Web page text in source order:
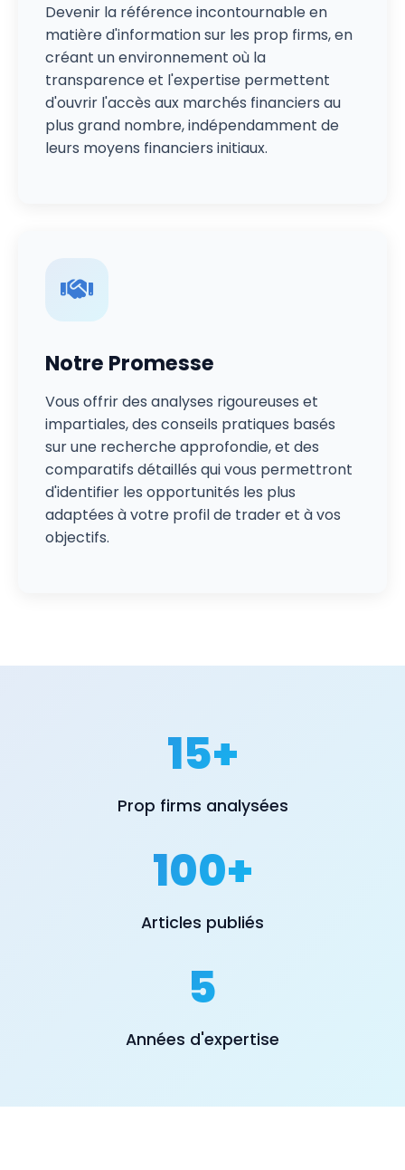
Devenir la référence incontournable en
matière d'information sur les prop firms, en
créant un environnement où la
transparence et l'expertise permettent
d'ouvrir l'accès aux marchés financiers au
plus grand nombre, indépendamment de
leurs moyens financiers initiaux.
Notre Promesse
Vous offrir des analyses rigoureuses et
impartiales, des conseils pratiques basés
sur une recherche approfondie, et des
comparatifs détaillés qui vous permettront
d'identifier les opportunités les plus
adaptées à votre profil de trader et à vos
objectifs.
15+
Prop firms analysées
100+
Articles publiés
5
Années d'expertise